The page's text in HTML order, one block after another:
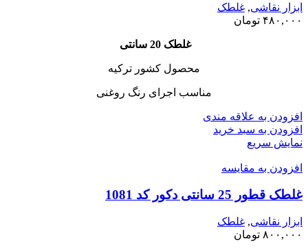
ابزار نقاشی, غلطک
۴۸۰,۰۰۰ تومان
غلطک 20 سانتی
محصول کشور ترکیه
مناسب اجرای رنگ روغنی
افزودن به علاقه مندی
افزودن به سبد خرید
نمایش سریع
افزودن به مقایسه
غلطک قطور 25 سانتی دکور کد 1081
ابزار نقاشی, غلطک
۸۰۰,۰۰۰ تومان